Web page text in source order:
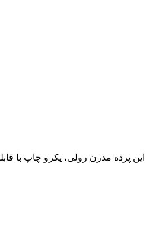
این پرده مدرن رولی، یکرو چاپ با